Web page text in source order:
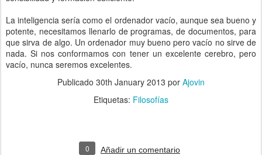
La inteligencia sería como el ordenador vacío, aunque sea bueno y
potente, necesitamos llenarlo de programas, de documentos, para
que sirva de algo. Un ordenador muy bueno pero vacío no sirve de
nada. Si nos conformamos con tener un excelente cerebro, pero
vacío, nunca seremos excelentes.
Publicado 30th January 2013 por Ajovin
Etiquetas: Filosofías
0 Añadir un comentario